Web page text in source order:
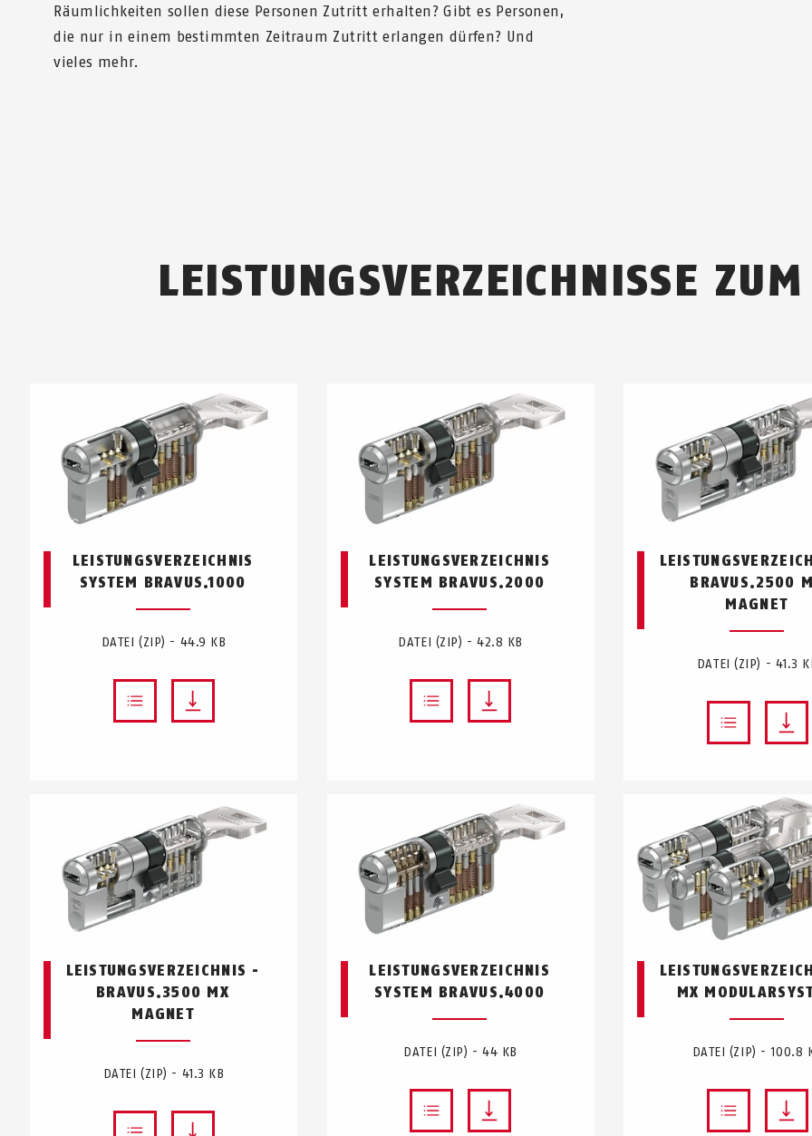
Räumlichkeiten sollen diese Personen Zutritt erhalten? Gibt es Personen,
die nur in einem bestimmten Zeitraum Zutritt erlangen dürfen? Und
vieles mehr.
LEISTUNGS­VERZEICHNISSE
LEISTUNGSVERZEICHNIS
SYSTEM BRAVUS.1000
DATEI (ZIP) - 44.9 KB
LEISTUNGSVERZEICHNIS
SYSTEM BRAVUS.2000
DATEI (ZIP) - 42.8 KB
BRAVUS.2500
MAGNET
DATEI (ZIP) - 41.3
LEISTUNGSVERZEICHNIS -
BRAVUS.3500 MX
MAGNET
DATEI (ZIP) - 41.3 KB
LEISTUNGSVERZEICHNIS
SYSTEM BRAVUS.4000
DATEI (ZIP) - 44 KB
MX
DATEI (ZIP) - 100.8